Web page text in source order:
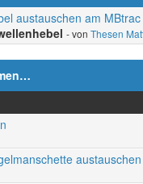
austauschen am MBtrac
- von Thesen
austauschen